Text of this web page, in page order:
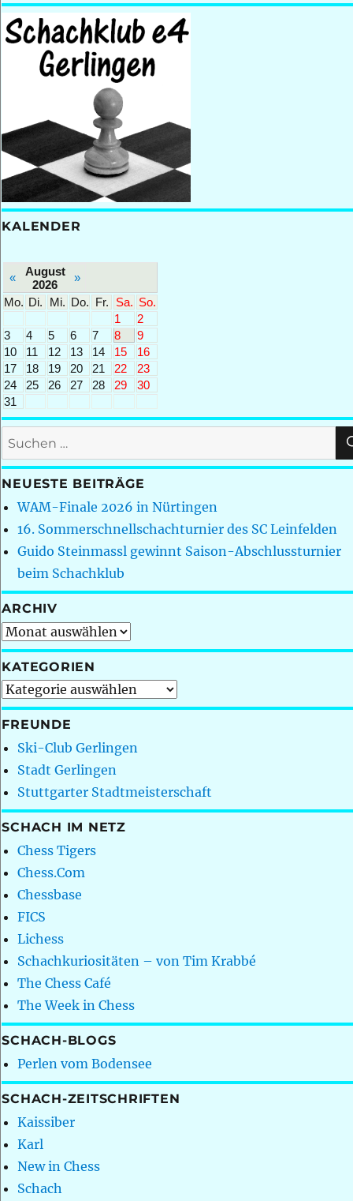
KALENDER
«
August
2026
»
Mo. Di. Mi. Do. Fr. Sa. So.
1
2
3
4 5 6 7 8
9
10
11 12 13 14 15
16
17
18 19 20 21 22
23
24
25 26 27 28 29
30
31
Suchen
nach:
NEUESTE BEITRÄGE
WAM-Finale 2026 in Nürtingen
16. Sommerschnellschachturnier des SC Leinfelden
Guido Steinmassl gewinnt Saison-Abschlussturnier
beim Schachklub
ARCHIV
Archiv
KATEGORIEN
Kategorien
FREUNDE
Ski-Club Gerlingen
Stadt Gerlingen
Stuttgarter Stadtmeisterschaft
SCHACH IM NETZ
Chess Tigers
Chess.Com
Chessbase
FICS
Lichess
Schachkuriositäten – von Tim Krabbé
The Chess Café
The Week in Chess
SCHACH-BLOGS
Perlen vom Bodensee
SCHACH-ZEITSCHRIFTEN
Kaissiber
Karl
New in Chess
Schach